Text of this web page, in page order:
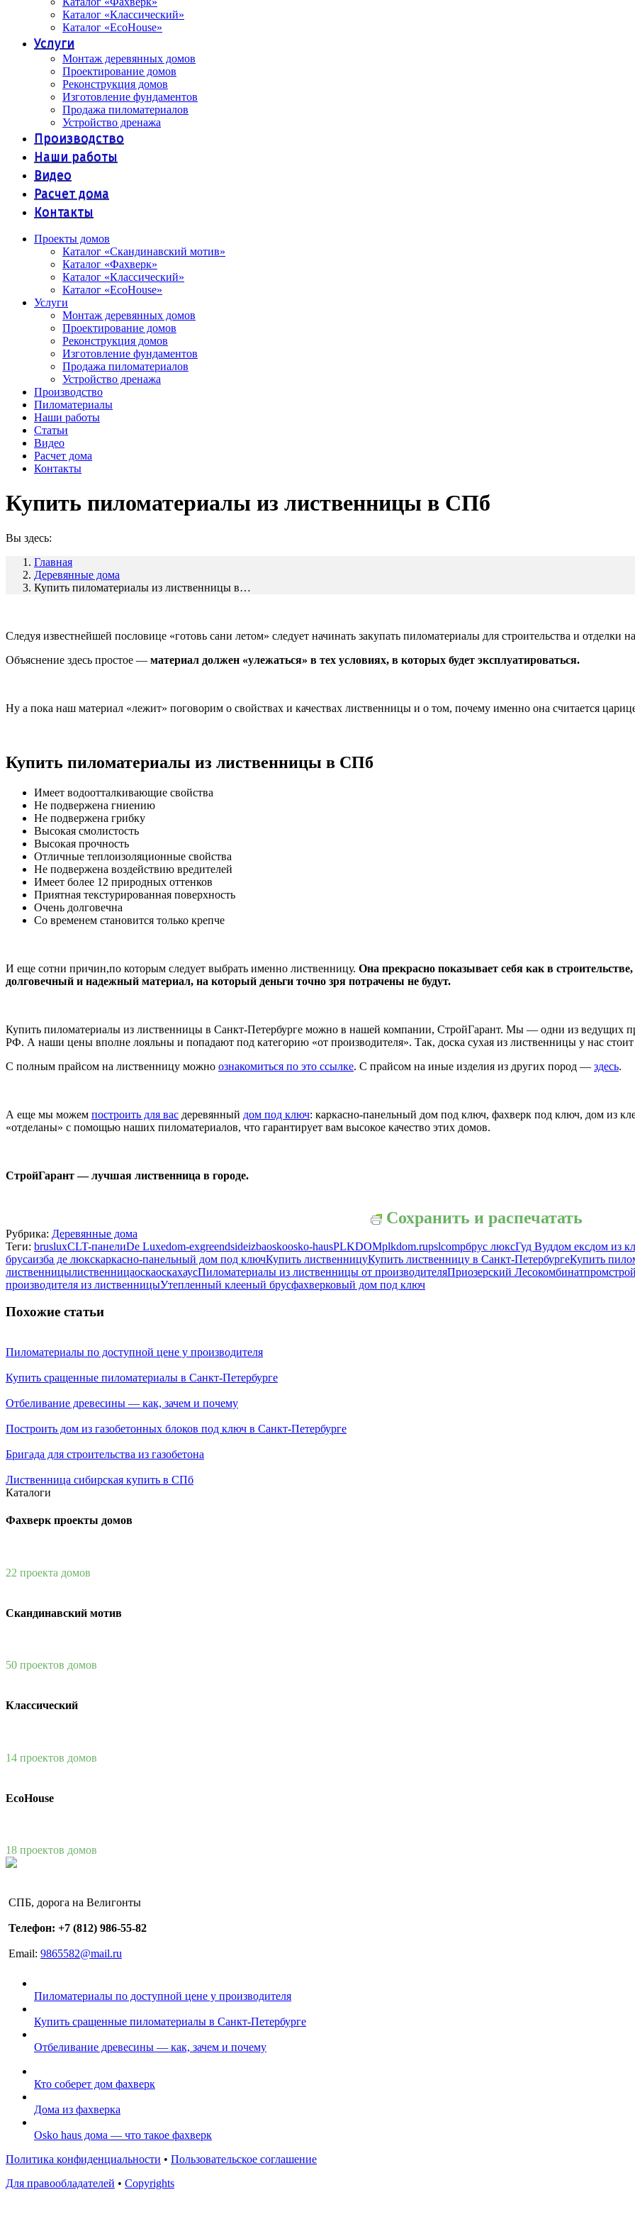
Каталог «Классический»
Каталог «EcoHouse»
Услуги
Монтаж деревянных домов
Проектирование домов
Реконструкция домов
Изготовление фундаментов
Продажа пиломатериалов
Устройство дренажа
Производство
Наши работы
Видео
Расчет дома
Контакты
Проекты домов
Каталог «Скандинавский мотив»
Каталог «Фахверк»
Каталог «Классический»
Каталог «EcoHouse»
Услуги
Монтаж деревянных домов
Проектирование домов
Реконструкция домов
Изготовление фундаментов
Продажа пиломатериалов
Устройство дренажа
Производство
Пиломатериалы
Наши работы
Статьи
Видео
Расчет дома
Контакты
Купить пиломатериалы из лиственницы в СПб
Вы здесь:
Главная
Деревянные дома
Купить пиломатериалы из лиственницы в…
Следуя известнейшей пословице «готовь сани летом» следует начинать закупать пиломатериалы для строительства и отделки
Объяснение здесь простое — материал должен «улежаться» в тех условиях, в которых будет эксплуатироваться.
Ну а пока наш материал «лежит» поговорим о свойствах и качествах лиственницы и о том, почему именно она считается
Купить пиломатериалы из лиственницы в СПб
Имеет водоотталкивающие свойства
Не подвержена гниению
Не подвержена грибку
Высокая смолистость
Высокая прочность
Отличные теплоизоляционные свойства
Не подвержена воздействию вредителей
Имеет более 12 природных оттенков
Приятная текстурированная поверхность
Очень долговечна
Со временем становится только крепче
И еще сотни причин,по которым следует выбрать именно лиственницу. Она прекрасно показывает себя как в
долговечный и надежный материал, на который деньги точно зря потрачены не будут.
Купить пиломатериалы из лиственницы в Санкт-Петербурге можно в нашей компании, СтройГарант. Мы — одни из ведущих
РФ. А наши цены вполне лояльны и попадают под категорию «от производителя». Так, доска сухая из лиственницы у нас стоит
С полным прайсом на лиственницу можно ознакомиться по это ссылке. С прайсом на иные изделия из других пород — здесь.
А еще мы можем построить для вас деревянный дом под ключ: каркасно-панельный дом под ключ, фахверк под ключ, дом из
«отделаны» с помощью наших пиломатериалов, что гарантирует вам высокое качество этих домов.
СтройГарант — лучшая лиственница в городе.
Сохранить и распечатать
Рубрика: Деревянные дома
Теги: brusluxCLT-панелиDe Luxedom-exgreendsideizbaoskoosko-hausPLKDOMplkdom.rupslcompбрус люксГуд Вуддом ексдом из
брусаизба де люкскаркасно-панельный дом под ключКупить лиственницуКупить лиственницу в Санкт-ПетербургеКупить
лиственницылиственницаоскаоскахаусПиломатериалы из лиственницы от производителяПриозерский Лесокомбинат
производителя из лиственницыУтепленный клееный брусфахверковый дом под ключ
Похожие статьи
Пиломатериалы по доступной цене у производителя
Купить сращенные пиломатериалы в Санкт-Петербурге
Отбеливание древесины — как, зачем и почему
Построить дом из газобетонных блоков под ключ в Санкт-Петербурге
Бригада для строительства из газобетона
Лиственница сибирская купить в СПб
Каталоги
Фахверк проекты домов
22 проекта домов
Скандинавский мотив
50 проектов домов
Классический
14 проектов домов
EcoHouse
18 проектов домов
СПБ, дорога на Велигонты
Телефон: +7 (812) 986-55-82
Email: 9865582@mail.ru
Пиломатериалы по доступной цене у производителя
Купить сращенные пиломатериалы в Санкт-Петербурге
Отбеливание древесины — как, зачем и почему
Кто соберет дом фахверк
Дома из фахверка
Osko haus дома — что такое фахверк
Политика конфиденциальности • Пользовательское соглашение
Для правообладателей • Copyrights